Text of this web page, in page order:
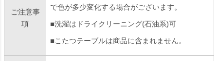
ご注意事
項
で色が多少変化する場合がございます。
■洗濯はドライクリーニング(石油系)可
■こたつテーブルは商品に含まれません。